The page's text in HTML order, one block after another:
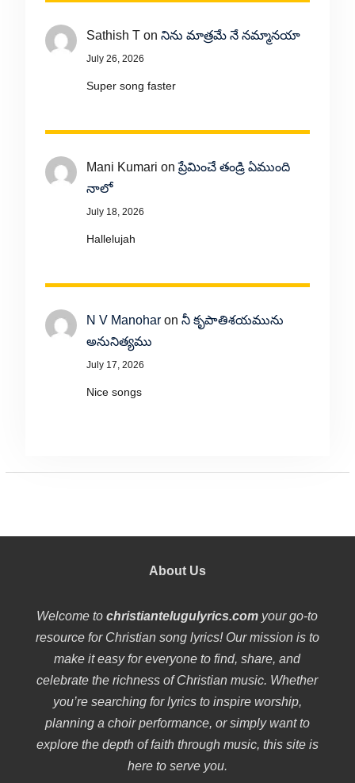
Sathish Ton నిను మాత్రమే నే నమ్మానయా
July 26, 2026
Super song faster
Mani Kumari onప్రేమించే తండ్రి ఏముంది
నాలో
July 18, 2026
Hallelujah
N V Manoharon నీ కృపాతిశయమును
అనునిత్యము
July 17, 2026
Nice songs
About Us
Welcome tochristiantelugulyrics.com your go-to
resource for Christian song lyrics! Our mission is to
make it easy for everyone to find, share, and
celebrate the richness of Christian music. Whether
you’re searching for lyrics to inspire worship,
planning a choir performance, or simply want to
explore the depth of faith through music, this site is
here to serve you.